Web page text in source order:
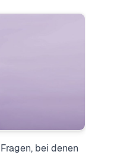
Fragen, bei denen